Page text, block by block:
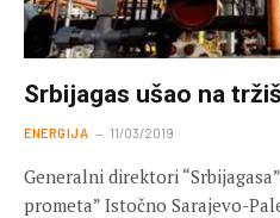
Srbijagas ušao na
ENERGIJA 11/03/2019
Generalni direktori
prometa” Istočno Sarajevo-